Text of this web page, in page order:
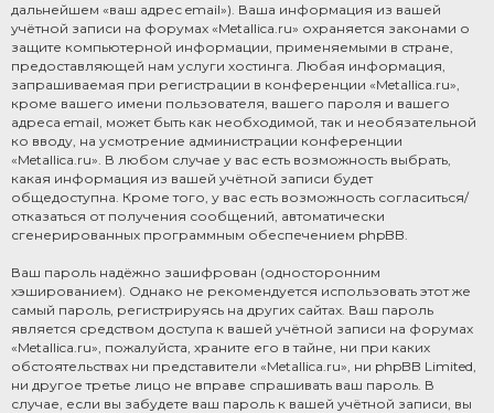
дальнейшем «ваш адрес email»). Ваша информация из вашей
учётной записи на форумах «Metallica.ru» охраняется законами о
защите компьютерной информации, применяемыми в стране,
предоставляющей нам услуги хостинга. Любая информация,
запрашиваемая при регистрации в конференции «Metallica.ru»,
кроме вашего имени пользователя, вашего пароля и вашего
адреса email, может быть как необходимой, так и необязательной
ко вводу, на усмотрение администрации конференции
«Metallica.ru». В любом случае у вас есть возможность выбрать,
какая информация из вашей учётной записи будет
общедоступна. Кроме того, у вас есть возможность согласиться/
отказаться от получения сообщений, автоматически
сгенерированных программным обеспечением phpBB.
Ваш пароль надёжно зашифрован (односторонним
хэшированием). Однако не рекомендуется использовать этот же
самый пароль, регистрируясь на других сайтах. Ваш пароль
является средством доступа к вашей учётной записи на форумах
«Metallica.ru», пожалуйста, храните его в тайне, ни при каких
обстоятельствах ни представители «Metallica.ru», ни phpBB Limited,
ни другое третье лицо не вправе спрашивать ваш пароль. В
случае, если вы забудете ваш пароль к вашей учётной записи, вы